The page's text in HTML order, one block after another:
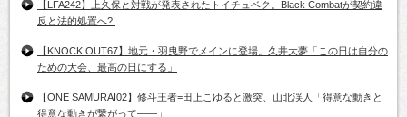
【LFA242】上久保と対戦が発表されたトイチュベク。Black Combatが契約違
反と法的処置へ?!
【KNOCK OUT67】地元・羽曳野でメインに登場。久井大夢「この日は自分の
ための大会、最高の日にする」
【ONE SAMURAI02】修斗王者=田上こゆると激突、山北渓人「得意な動きと
得意な動きが繋がって――」